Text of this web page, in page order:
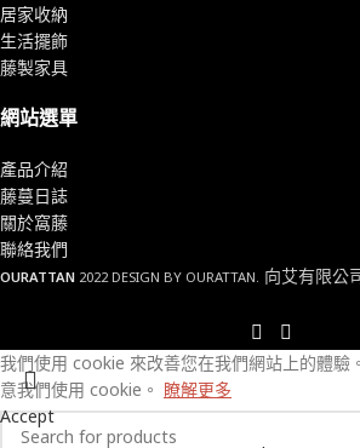
居家收納
生活擺飾
藤製家具
網站選單
產品介紹
藤蔓日誌
關於窩藤
聯絡我們
OURATTAN 2022 DESIGN BY OURATTAN. 向艾有限公
我們使用 cookie 來改善您在我們網站上的體驗。
意我們使用 cookie。 瞭解更多
Accept